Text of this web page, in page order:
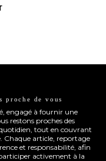
proche de vous
engagé à fournir une
restons proches des
tout en couvrant
Chaque article, reportage
et responsabilité, afin
activement à la